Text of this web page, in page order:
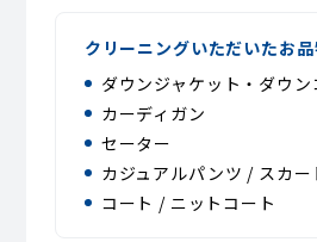
クリーニングいただいたお
ダウンジャケット・ダウン
カーディガン
セーター
カジュアルパンツ / スカー
コート / ニットコート